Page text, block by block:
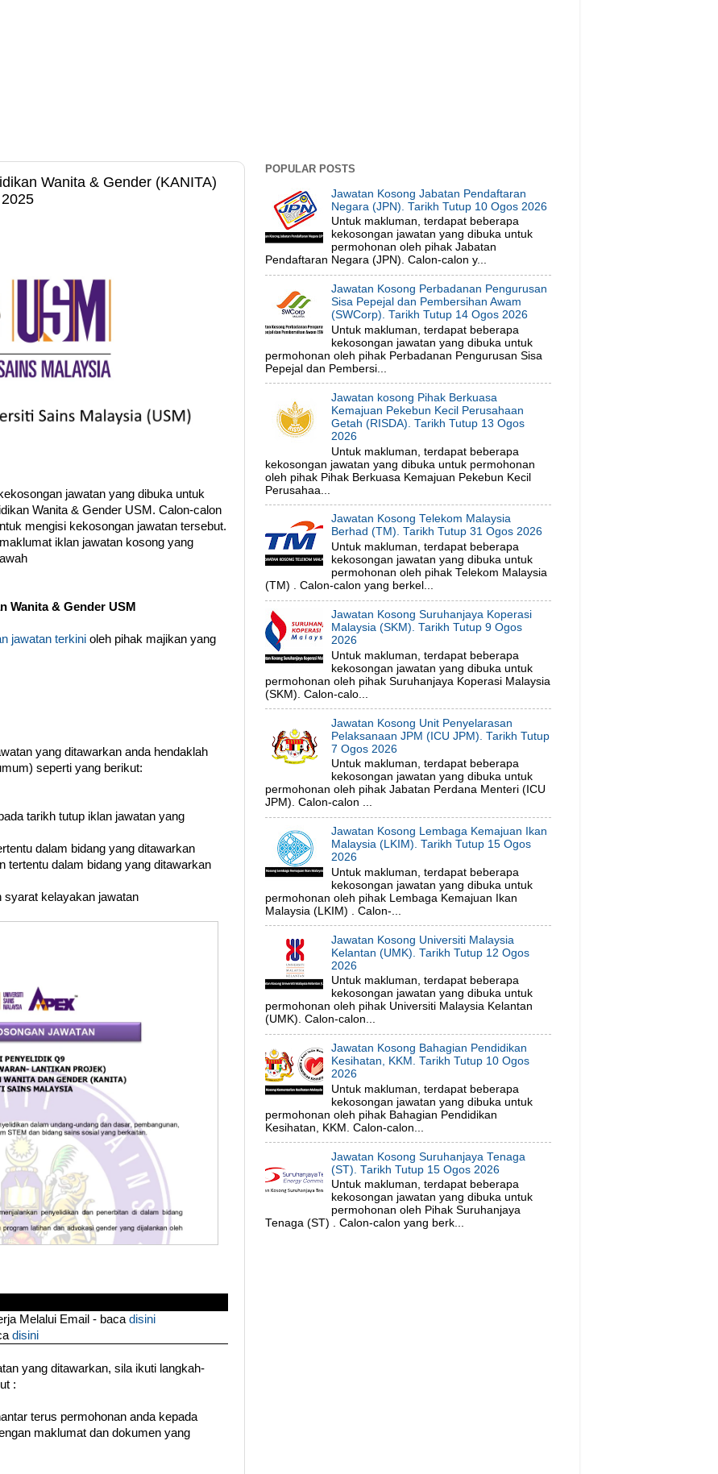
Wanita & Gender (KANITA)
jawatan yang dibuka untuk
Wanita & Gender USM. Calon-calon
mengisi kekosongan jawatan tersebut.
iklan jawatan kosong yang
Wanita & Gender USM
jawatan terkini oleh pihak majikan yang
yang ditawarkan anda hendaklah
seperti yang berikut:
tarikh tutup iklan jawatan yang
dalam bidang yang ditawarkan
tertentu dalam bidang yang ditawarkan
syarat kelayakan jawatan
Melalui Email - bacadisini
disini
yang ditawarkan, sila ikuti langkah-
:
terus permohonan anda kepada
maklumat dan dokumen yang
POPULAR POSTS
Jawatan Kosong Jabatan Pendaftaran
Negara (JPN). Tarikh Tutup 10 Ogos 2026
Untuk makluman, terdapat beberapa
kekosongan jawatan yang dibuka untuk
permohonan oleh pihak Jabatan
Pendaftaran Negara (JPN). Calon-calon y...
Jawatan Kosong Perbadanan Pengurusan
Sisa Pepejal dan Pembersihan Awam
(SWCorp). Tarikh Tutup 14 Ogos 2026
Untuk makluman, terdapat beberapa
kekosongan jawatan yang dibuka untuk
permohonan oleh pihak Perbadanan Pengurusan Sisa
Pepejal dan Pembersi...
Jawatan kosong Pihak Berkuasa
Kemajuan Pekebun Kecil Perusahaan
Getah (RISDA). Tarikh Tutup 13 Ogos
2026
Untuk makluman, terdapat beberapa
kekosongan jawatan yang dibuka untuk permohonan
oleh pihak Pihak Berkuasa Kemajuan Pekebun Kecil
Perusahaa...
Jawatan Kosong Telekom Malaysia
Berhad (TM). Tarikh Tutup 31 Ogos 2026
Untuk makluman, terdapat beberapa
kekosongan jawatan yang dibuka untuk
permohonan oleh pihak Telekom Malaysia
(TM) . Calon-calon yang berkel...
Jawatan Kosong Suruhanjaya Koperasi
Malaysia (SKM). Tarikh Tutup 9 Ogos
2026
Untuk makluman, terdapat beberapa
kekosongan jawatan yang dibuka untuk
permohonan oleh pihak Suruhanjaya Koperasi Malaysia
(SKM). Calon-calo...
Jawatan Kosong Unit Penyelarasan
Pelaksanaan JPM (ICU JPM). Tarikh Tutup
7 Ogos 2026
Untuk makluman, terdapat beberapa
kekosongan jawatan yang dibuka untuk
permohonan oleh pihak Jabatan Perdana Menteri (ICU
JPM). Calon-calon ...
Jawatan Kosong Lembaga Kemajuan Ikan
Malaysia (LKIM). Tarikh Tutup 15 Ogos
2026
Untuk makluman, terdapat beberapa
kekosongan jawatan yang dibuka untuk
permohonan oleh pihak Lembaga Kemajuan Ikan
Malaysia (LKIM) . Calon-...
Jawatan Kosong Universiti Malaysia
Kelantan (UMK). Tarikh Tutup 12 Ogos
2026
Untuk makluman, terdapat beberapa
kekosongan jawatan yang dibuka untuk
permohonan oleh pihak Universiti Malaysia Kelantan
(UMK). Calon-calon...
Jawatan Kosong Bahagian Pendidikan
Kesihatan, KKM. Tarikh Tutup 10 Ogos
2026
Untuk makluman, terdapat beberapa
kekosongan jawatan yang dibuka untuk
permohonan oleh pihak Bahagian Pendidikan
Kesihatan, KKM. Calon-calon...
Jawatan Kosong Suruhanjaya Tenaga
(ST). Tarikh Tutup 15 Ogos 2026
Untuk makluman, terdapat beberapa
kekosongan jawatan yang dibuka untuk
permohonan oleh Pihak Suruhanjaya
Tenaga (ST) . Calon-calon yang berk...